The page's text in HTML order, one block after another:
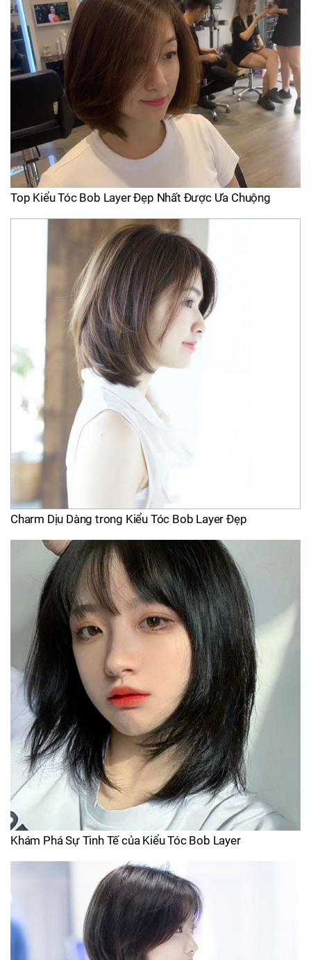
Top Kiểu Tóc Bob Layer Đẹp Nhất Được Ưa Chuộng
Charm Dịu Dàng trong Kiểu Tóc Bob Layer Đẹp
Khám Phá Sự Tinh Tế của Kiểu Tóc Bob Layer